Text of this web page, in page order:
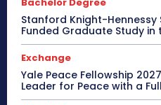
Stanford Knight-Hennessy
Funded Graduate Study in
Exchange
Yale Peace Fellowship
Leader for Peace with a